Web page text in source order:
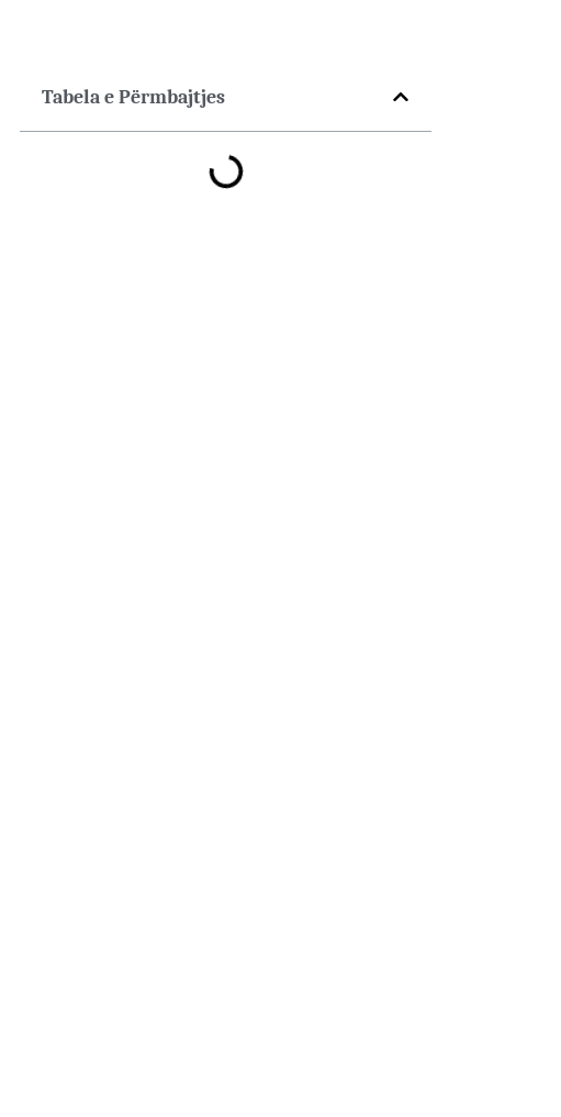
Tabela e Përmbajtjes